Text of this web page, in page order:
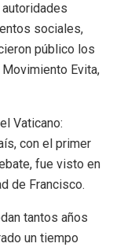
sociales,
público los
Evita,
Vaticano:
con el primer
fue visto en
de Francisco.
tantos años
un tiempo